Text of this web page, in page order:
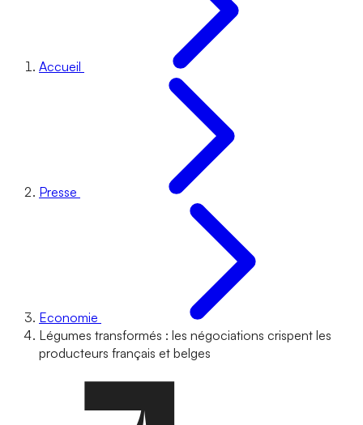
Accueil
Presse
Economie
Légumes transformés : les négociations crispent les
producteurs français et belges